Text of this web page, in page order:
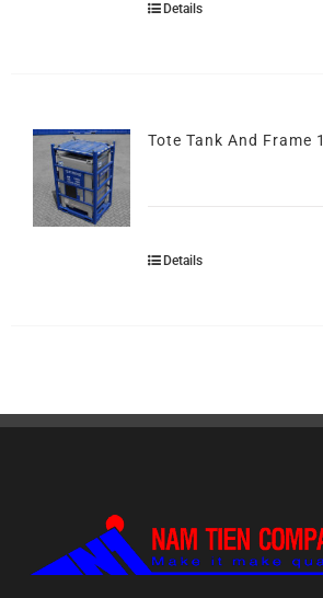
Details
Tote Tank And Frame 1
Details